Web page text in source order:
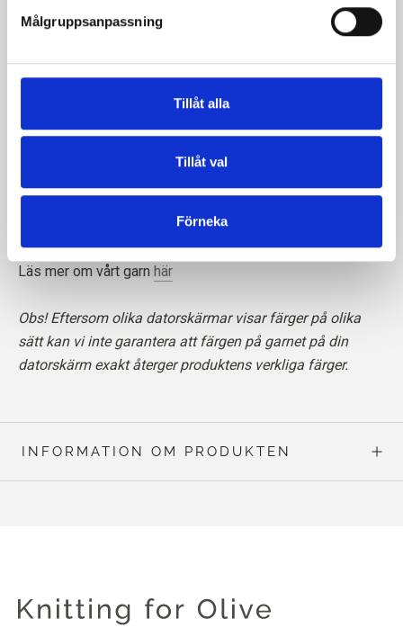
Målgruppsanpassning
Tillåt alla
Tillåt val
Förneka
Tänk på att kashmirfibrer är kortare än t.ex. merinofibrer,
vilket innebär att den färdiga stickningen kräver särskild
omsorg när det gäller pilling. Vi rekommenderar att du
lösa fibrerna med en sax för att hålla din stickning i
Läs mer om vårt garn här
Obs! Eftersom olika datorskärmar visar färger på olika
sätt kan vi inte garantera att färgen på garnet på din
datorskärm exakt återger produktens verkliga färger.
INFORMATION OM PRODUKTEN